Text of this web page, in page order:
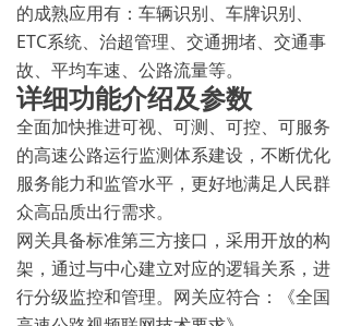
的成熟应用有：车辆识别、车牌识别、
ETC系统、治超管理、交通拥堵、交通事
故、平均车速、公路流量等。
详细功能介绍及参数
全面加快推进可视、可测、可控、可服务
的高速公路运行监测体系建设，不断优化
服务能力和监管水平，更好地满足人民群
众高品质出行需求。
网关具备标准第三方接口，采用开放的构
架，通过与中心建立对应的逻辑关系，进
行分级监控和管理。网关应符合：《全国